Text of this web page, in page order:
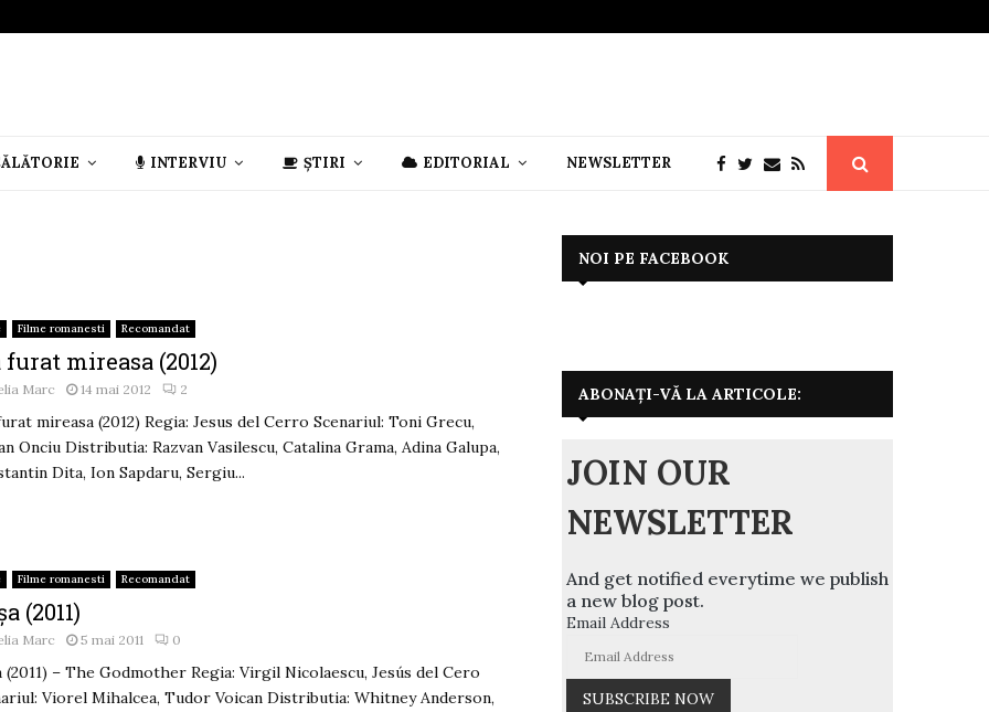
INTERVIU ȘTIRI EDITORIAL NEWSLETTER
Filme romanesti Recomandat
furat mireasa (2012)
Marc 14 mai 2012 2
mireasa (2012) Regia: Jesus del Cerro Scenariul: Toni Grecu,
Onciu Distributia: Razvan Vasilescu, Catalina Grama, Adina Galupa,
Dita, Ion Sapdaru, Sergiu...
Filme romanesti Recomandat
(2011)
Marc 5 mai 2011 0
(2011) – The Godmother Regia: Virgil Nicolaescu, Jesús del Cero
Viorel Mihalcea, Tudor Voican Distributia: Whitney Anderson,
NOI PE FACEBOOK
ABONAȚI-VĂ LA ARTICOLE:
JOIN OUR
NEWSLETTER
And get notified everytime we publish
a new blog post.
Email Address